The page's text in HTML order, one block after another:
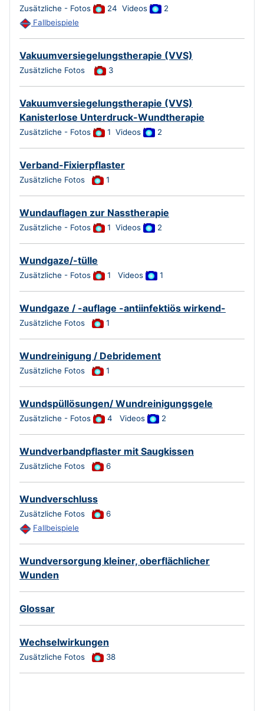
Zusätzliche - Fotos 24 Videos
2
Fallbeispiele
Vakuumversiegelungstherapie (VVS)
Zusätzliche Fotos 3
Vakuumversiegelungstherapie (VVS)
Kanisterlose Unterdruck-Wundtherapie
Zusätzliche - Fotos 1 Videos 2
Verband-Fixierpflaster
Zusätzliche Fotos 1
Wundauflagen zur Nasstherapie
Zusätzliche - Fotos 1 Videos 2
Wundgaze/-tülle
Zusätzliche - Fotos 1 Videos 1
Wundgaze / -auflage -antiinfektiös wirkend-
Zusätzliche Fotos 1
Wundreinigung / Debridement
Zusätzliche Fotos 1
Wundspüllösungen/ Wundreinigungsgele
Zusätzliche - Fotos 4 Videos 2
Wundverbandpflaster mit Saugkissen
Zusätzliche Fotos 6
Wundverschluss
Zusätzliche Fotos
6
Fallbeispiele
Wundversorgung kleiner, oberflächlicher
Wunden
Glossar
Wechselwirkungen
Zusätzliche Fotos 38